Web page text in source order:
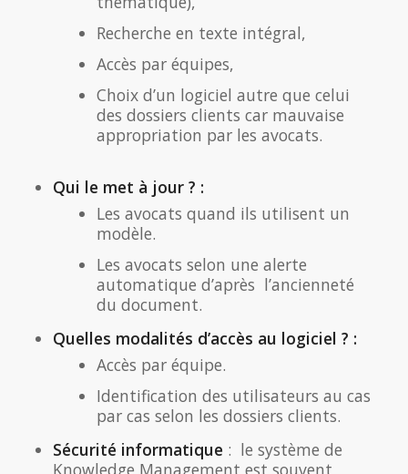
Recherche en texte intégral,
Accès par équipes,
Choix d’un logiciel autre que celui
des dossiers clients car mauvaise
appropriation par les avocats.
Qui le met à jour ? :
Les avocats quand ils utilisent un
modèle.
Les avocats selon une alerte
automatique d’après l’ancienneté
du document.
Quelles modalités d’accès au logiciel ? :
Accès par équipe.
Identification des utilisateurs au cas
par cas selon les dossiers clients.
Sécurité informatique : le système de
Knowledge Management est souvent